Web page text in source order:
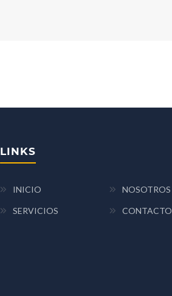
LINKS
INICIO NOSOTROS
SERVICIOS CONTACTO